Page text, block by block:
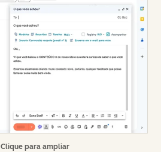
Clique para ampliar